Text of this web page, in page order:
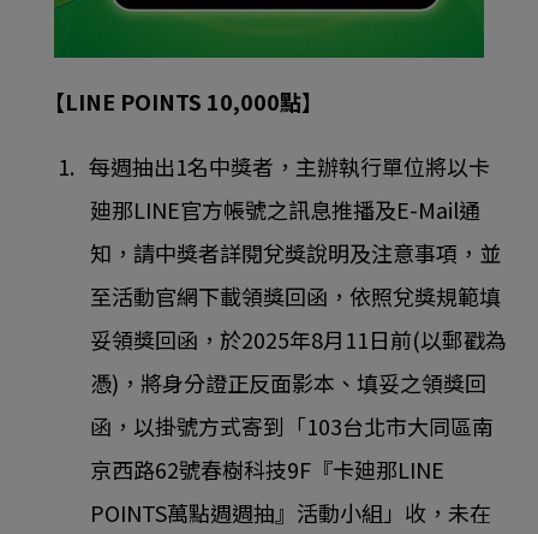
【LINE POINTS 10,000點】
1. 每週抽出1名中獎者，主辦執行單位將以卡
廸那LINE官方帳號之訊息推播及E-Mail通
知，請中獎者詳閱兌獎說明及注意事項，並
至活動官網下載領獎回函，依照兌獎規範填
妥領獎回函，於2025年8月11日前(以郵戳為
憑)，將身分證正反面影本、填妥之領獎回
函，以掛號方式寄到「103台北市大同區南
京西路62號春樹科技9F『卡廸那LINE
POINTS萬點週週抽』活動小組」收，未在